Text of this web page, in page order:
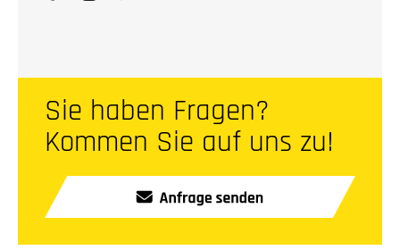
Sie haben Fragen?
Kommen Sie auf uns zu!